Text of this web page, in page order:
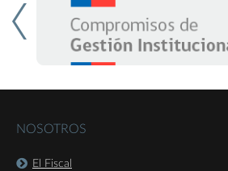
NOSOTROS
El Fiscal